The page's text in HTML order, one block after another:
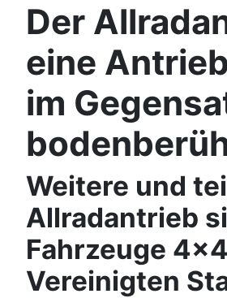
Der
eine
im
Weitere und
Allradantrieb
Fahrzeuge
Vereinigten